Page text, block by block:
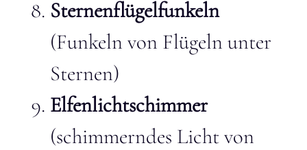
Sternenflügelfunkeln
(Funkeln von Flügeln unter
Sternen)
Elfenlichtschimmer
(schimmerndes Licht von